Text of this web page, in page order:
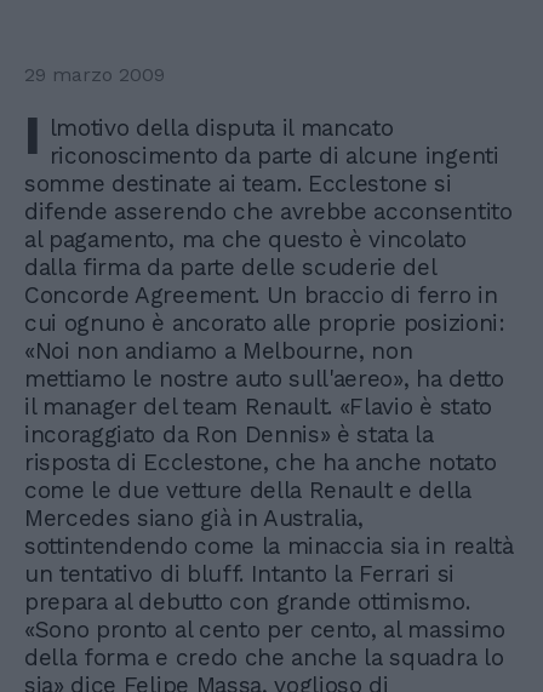
29 marzo 2009
I lmotivo della disputa il mancato
riconoscimento da parte di alcune ingenti
somme destinate ai team. Ecclestone si
difende asserendo che avrebbe acconsentito
al pagamento, ma che questo è vincolato
dalla firma da parte delle scuderie del
Concorde Agreement. Un braccio di ferro in
cui ognuno è ancorato alle proprie posizioni:
«Noi non andiamo a Melbourne, non
mettiamo le nostre auto sull'aereo», ha detto
il manager del team Renault. «Flavio è stato
incoraggiato da Ron Dennis» è stata la
risposta di Ecclestone, che ha anche notato
come le due vetture della Renault e della
Mercedes siano già in Australia,
sottintendendo come la minaccia sia in realtà
un tentativo di bluff. Intanto la Ferrari si
prepara al debutto con grande ottimismo.
«Sono pronto al cento per cento, al massimo
della forma e credo che anche la squadra lo
sia» dice Felipe Massa, voglioso di